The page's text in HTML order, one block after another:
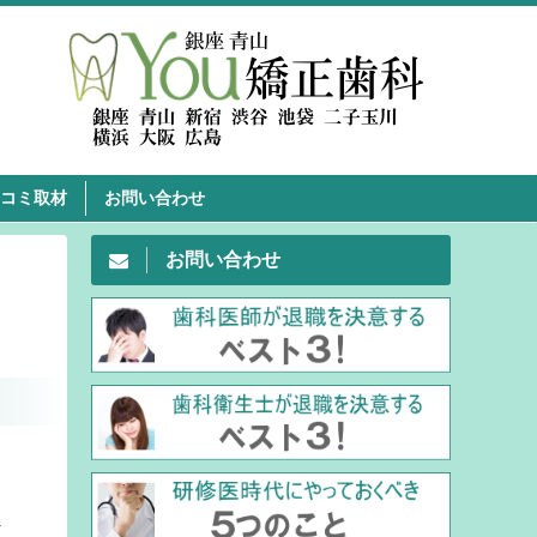
ミ取材 お問い合わせ
お問い合わせ